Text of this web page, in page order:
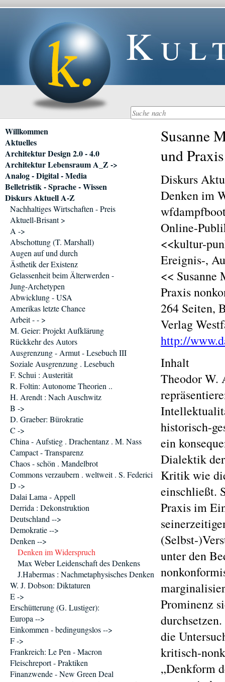
Susanne
und
Diskurs
Denken im
Online-
<<kultur-
Ereignis-,
<<
Praxis
264 Seiten,
Verlag
http://
Inhalt
Theodor W.
historisch-
ein
Dialektik
Kritik wie
einschließt.
Praxis im
(Selbst-
unter den
Prominenz
die
kritisch-
„Denkform
Navigation
überspringen
Willkommen
Aktuelles
Architektur Design 2.0 - 4.0
Architektur Lebensraum A_Z ->
Analog - Digital - Media
Belletristik - Sprache - Wissen
Diskurs Aktuell A-Z
Nachhaltiges Wirtschaften - Preis
Aktuell-Brisant >
A ->
Abschottung (T. Marshall)
Augen auf und durch
Ästhetik der Existenz
Gelassenheit beim Älterwerden -
Jung-Archetypen
Abwicklung - USA
Amerikas letzte Chance
Arbeit - - >
M. Geier: Projekt Aufklärung
Rückkehr des Autors
Ausgrenzung - Armut - Lesebuch III
Soziale Ausgrenzung . Lesebuch
F. Schui : Austerität
R. Foltin: Autonome Theorien ..
H. Arendt : Nach Auschwitz
B ->
D. Graeber: Bürokratie
C ->
China - Aufstieg . Drachentanz . M. Nass
Campact - Transparenz
Chaos - schön . Mandelbrot
Commons verzaubern . weltweit . S. Federici
D ->
Dalai Lama - Appell
Derrida : Dekonstruktion
Deutschland -->
Demokratie -->
Denken -->
Denken im Widerspruch
Max Weber Leidenschaft des Denkens
J.Habermas : Nachmetaphysisches Denken
W. J. Dobson: Diktaturen
E ->
Erschütterung (G. Lustiger):
Europa -->
Einkommen - bedingungslos -->
F ->
Frankreich: Le Pen - Macron
Fleischreport - Praktiken
Finanzwende - New Green Deal